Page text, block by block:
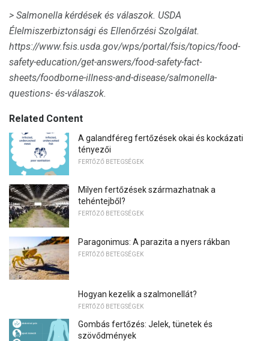
> Salmonella kérdések és válaszok. USDA
Élelmiszerbiztonsági és Ellenőrzési Szolgálat.
https://www.fsis.usda.gov/wps/portal/fsis/topics/food-
safety-education/get-answers/food-safety-fact-
sheets/foodborne-illness-and-disease/salmonella-
questions- és-válaszok.
Related Content
A galandféreg fertőzések okai és kockázati
tényezői
FERTŐZŐ BETEGSÉGEK
Milyen fertőzések származhatnak a
tehéntejből?
FERTŐZŐ BETEGSÉGEK
Paragonimus: A parazita a nyers rákban
FERTŐZŐ BETEGSÉGEK
Hogyan kezelik a szalmonellát?
FERTŐZŐ BETEGSÉGEK
Gombás fertőzés: Jelek, tünetek és
szövődmények